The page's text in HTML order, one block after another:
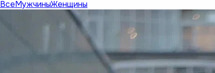
ВсеМужчиныЖенщины